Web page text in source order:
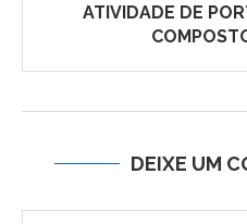
ATIVIDADE DE
DEIXE UM